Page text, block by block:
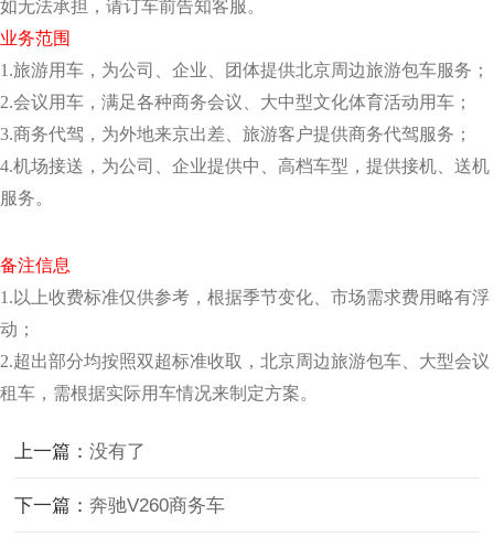
如无法承担，请订车前告知客服。
业务范围
1.旅游用车，为公司、企业、团体提供北京周边旅游包车服务；
2.会议用车，满足各种商务会议、大中型文化体育活动用车；
3.商务代驾，为外地来京出差、旅游客户提供商务代驾服务；
4.机场接送，为公司、企业提供中、高档车型，提供接机、送机
服务。
备注信息
1.以上收费标准仅供参考，根据季节变化、市场需求费用略有浮
动；
2.超出部分均按照双超标准收取，北京周边旅游包车、大型会议
租车，需根据实际用车情况来制定方案。
上一篇：没有了
下一篇：奔驰V260商务车